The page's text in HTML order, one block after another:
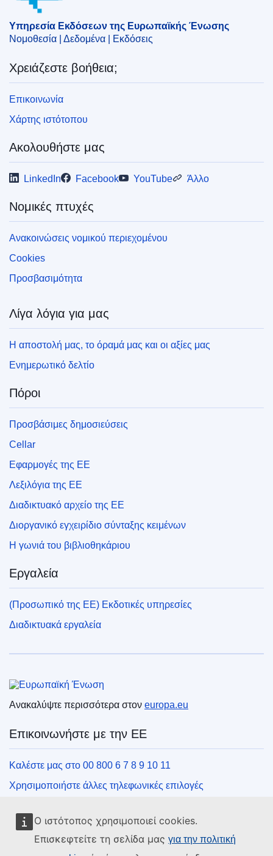
Ο ιστότοπος χρησιμοποιεί cookies.
Επισκεφτείτε τη σελίδα μας για την πολιτική
Υπηρεσία Εκδόσεων της Ευρωπαϊκής Ένωσης
Νομοθεσία | Δεδομένα | Εκδόσεις
Χρειάζεστε βοήθεια;
Επικοινωνία
Χάρτης ιστότοπου
Ακολουθήστε μας
LinkedIn Facebook YouTube Άλλο
Νομικές πτυχές
Ανακοινώσεις νομικού περιεχομένου
Cookies
Προσβασιμότητα
Λίγα λόγια για μας
Η αποστολή μας, το όραμά μας και οι αξίες μας
Ενημερωτικό δελτίο
Πόροι
Προσβάσιμες δημοσιεύσεις
Cellar
Εφαρμογές της ΕΕ
Λεξιλόγια της ΕΕ
Διαδικτυακό αρχείο της ΕΕ
Διοργανικό εγχειρίδιο σύνταξης κειμένων
Η γωνιά του βιβλιοθηκάριου
Εργαλεία
(Προσωπικό της ΕΕ) Εκδοτικές υπηρεσίες
Διαδικτυακά εργαλεία
Ανακαλύψτε περισσότερα στον europa.eu
Επικοινωνήστε με την ΕΕ
Καλέστε μας στο 00 800 6 7 8 9 10 11
Χρησιμοποιήστε άλλες τηλεφωνικές επιλογές
Συναντήστε μας σε ένα από τα κέντρα της ΕΕ